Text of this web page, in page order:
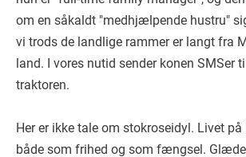
om en såkaldt "medhjælpende hustru"
vi trods de landlige rammer er langt fra
land. I vores nutid sender konen SMSer
traktoren.
Her er ikke tale om stokroseidyl. Livet
både som frihed og som fængsel.